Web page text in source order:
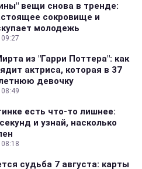
вещи снова в тренде:
сокровище и
молодежь
09:27
из "Гарри Поттера": как
актриса, которая в 37
девочку
08:49
есть что-то лишнее:
и узнай, насколько
08:18
судьба 7 августа: карты